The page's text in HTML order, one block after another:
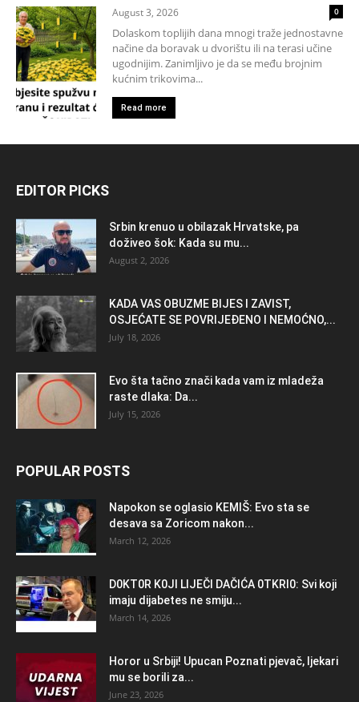
August 3, 2026 0
Dolaskom toplijih dana mnogi traže jednostavne
načine da boravak u dvorištu ili na terasi učine
ugodnijim. Zanimljivo je da se među brojnim
kućnim trikovima...
Read more
EDITOR PICKS
Srbin krenuo u obilazak Hrvatske, pa
doživeo šok: Kada su mu...
August 2, 2026
KADA VAS OBUZME BIJES I ZAVIST,
OSJEĆATE SE POVRIJEĐENO I NEMOĆNO,...
July 18, 2026
Evo šta tačno znači kada vam iz mladeža
raste dlaka: Da...
July 15, 2026
POPULAR POSTS
Napokon se oglasio KEMlŠ: Evo sta se
desava sa Zoricom nakon...
March 12, 2026
D0KT0R K0Jl LlJEČl DAČlĆA 0TKRl0: Svi koji
imaju dijabetes ne smiju...
March 14, 2026
Horor u Srbiji! Upucan Poznati pjevač, ljekari
mu se borili za...
June 23, 2026